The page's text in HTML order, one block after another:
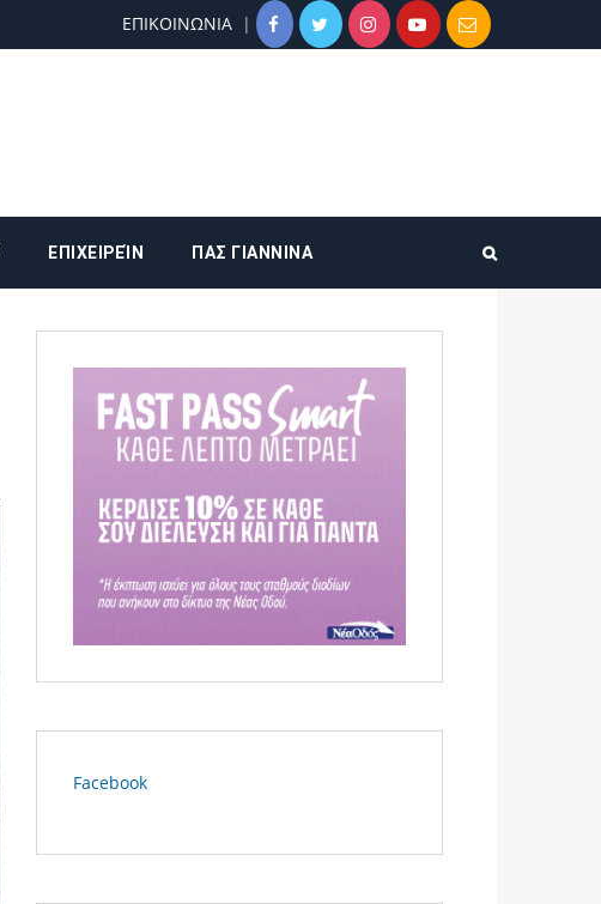
ΕΠΙΚΟΙΝΩΝΙΑ
ΕΠΙΧΕΙΡΕΊΝ ΠΑΣ ΓΙΑΝΝΙΝΑ
Facebook